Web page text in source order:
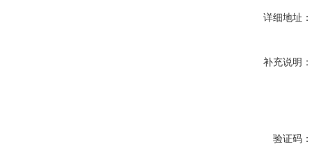
详细地址：
补充说明：
验证码：